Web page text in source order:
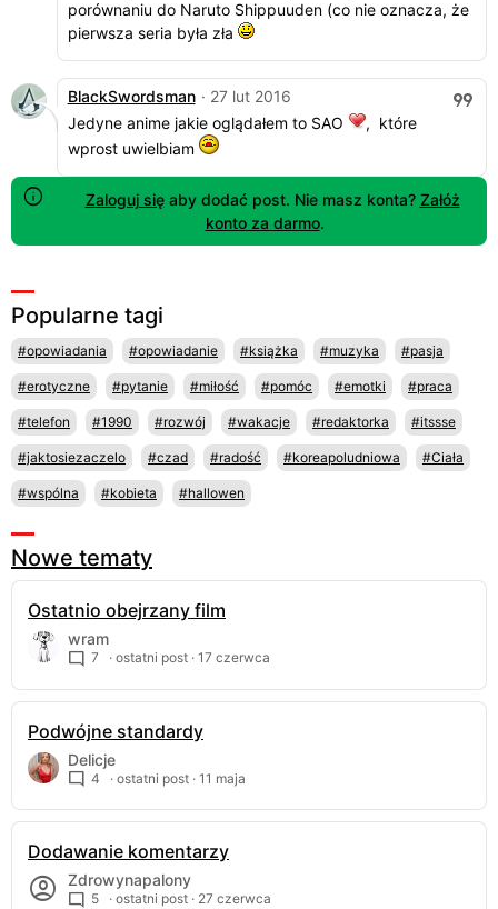
porównaniu do Naruto Shippuuden (co nie oznacza, że
pierwsza seria była zła
BlackSwordsman · 27 lut 2016
Jedyne anime jakie oglądałem to SAO
, które
wprost uwielbiam
Zaloguj sięaby dodać post. Nie masz konta? Załóż
konto za darmo.
Popularne tagi
#opowiadania #opowiadanie #książka #muzyka #pasja
#erotyczne #pytanie #miłość #pomóc #emotki #praca
#telefon #1990 #rozwój #wakacje #redaktorka #itssse
#jaktosiezaczelo #czad #radość #koreapoludniowa #Ciała
#wspólna #kobieta #hallowen
Nowe tematy
Ostatnio obejrzany film
wram
7 · ostatni post · 17 czerwca
Podwójne standardy
Delicje
4 · ostatni post · 11 maja
Dodawanie komentarzy
Zdrowynapalony
5 · ostatni post · 27 czerwca